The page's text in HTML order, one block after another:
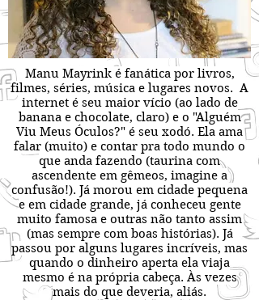
Manu Mayrink é fanática por livros,
filmes, séries, música e lugares novos. A
internet é seu maior vício (ao lado de
banana e chocolate, claro) e o "Alguém
Viu Meus Óculos?" é seu xodó. Ela ama
falar (muito) e contar pra todo mundo o
que anda fazendo (taurina com
ascendente em gêmeos, imagine a
confusão!). Já morou em cidade pequena
e em cidade grande, já conheceu gente
muito famosa e outras não tanto assim
(mas sempre com boas histórias). Já
passou por alguns lugares incríveis, mas
quando o dinheiro aperta ela viaja
mesmo é na própria cabeça. Às vezes
mais do que deveria, aliás.